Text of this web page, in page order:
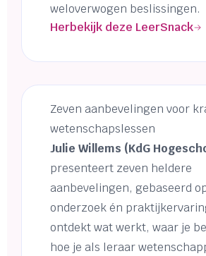
weloverwogen beslissingen.
Herbekijk deze LeerSnack
Zeven aanbevelingen voor
wetenschapslessen
Julie Willems (KdG
presenteert zeven heldere
aanbevelingen, gebaseerd
onderzoek én
ontdekt wat werkt, waar je
hoe je als leraar